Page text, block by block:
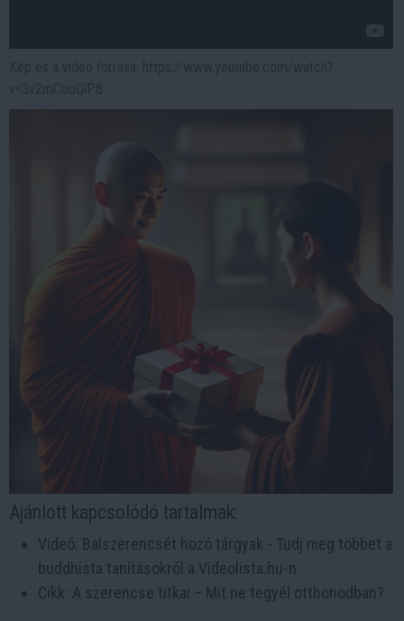
Ajánlott kapcsolódó tartalmak:
Videó: Balszerencsét hozó tárgyak - Tudj meg többet a
buddhista tanításokról a Videolista.hu-n
Cikk: A szerencse titkai – Mit ne tegyél otthonodban?